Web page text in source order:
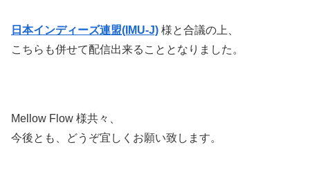
日本インディーズ連盟(IMU-J) 様と合議の上、
こちらも併せて配信出来ることとなりました。
Mellow Flow 様共々、
今後とも、どうぞ宜しくお願い致します。